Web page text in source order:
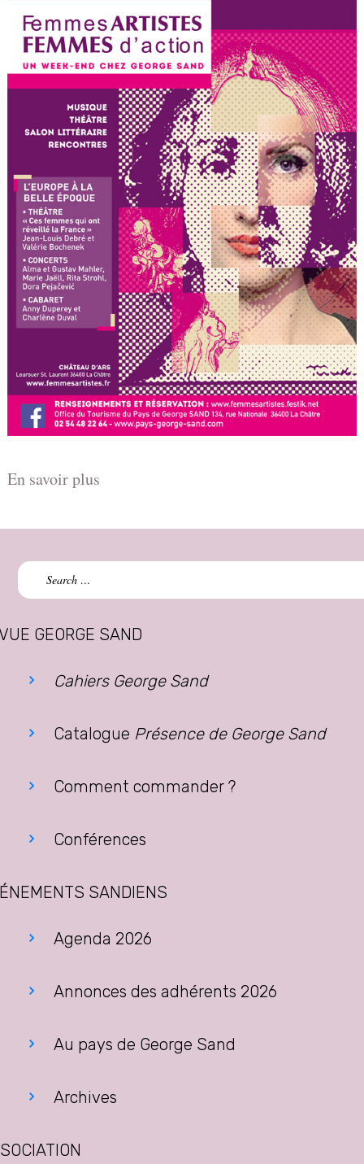
En savoir plus
Search
for:
GEORGE SAND
Cahiers George Sand
Catalogue Présence de George Sand
Comment commander ?
Conférences
SANDIENS
Agenda 2026
Annonces des adhérents 2026
Au pays de George Sand
Archives